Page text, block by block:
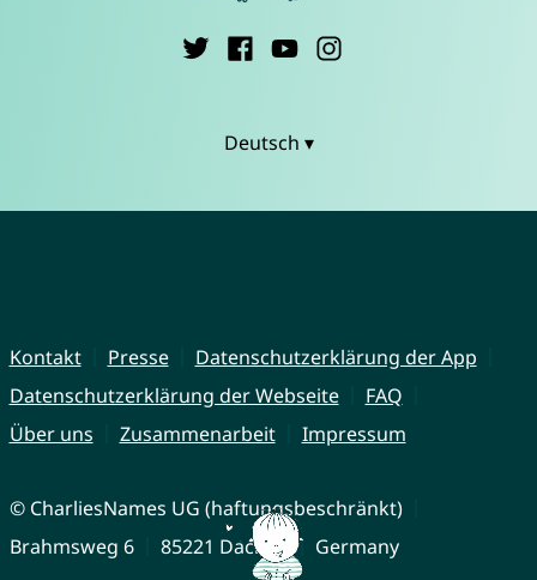
Deutsch ▾
Kontakt Presse
Datenschutzerklärung der App
Datenschutzerklärung der Webseite
FAQ
Über uns
Zusammenarbeit Impressum
© CharliesNames UG (haftungsbeschränkt)
Brahmsweg 6
85221 Dachau Germany